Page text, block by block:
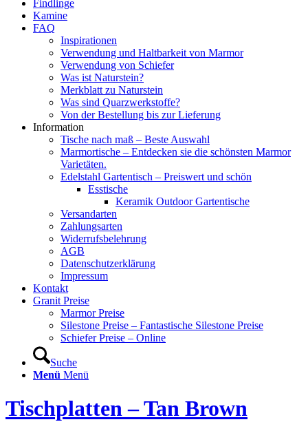
Findlinge
Kamine
FAQ
Inspirationen
Verwendung und Haltbarkeit von Marmor
Verwendung von Schiefer
Was ist Naturstein?
Merkblatt zu Naturstein
Was sind Quarzwerkstoffe?
Von der Bestellung bis zur Lieferung
Information
Tische nach maß – Beste Auswahl
Marmortische – Entdecken sie die schönsten Marmor
Varietäten.
Edelstahl Gartentisch – Preiswert und schön
Esstische
Keramik Outdoor Gartentische
Versandarten
Zahlungsarten
Widerrufsbelehrung
AGB
Datenschutzerklärung
Impressum
Kontakt
Granit Preise
Marmor Preise
Silestone Preise – Fantastische Silestone Preise
Schiefer Preise – Online
Suche
Menü Menü
Tischplatten – Tan Brown